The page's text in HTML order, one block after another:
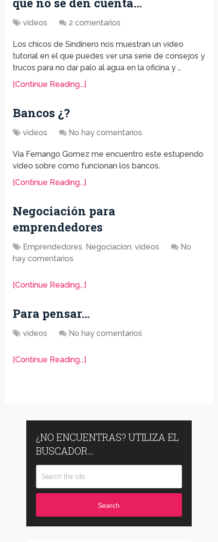
videos 2 comentarios
Los chicos de Sindinero nos muestran un video
tutorial en el que puedes ver una serie de consejos y
trucos para no dar palo al agua en la oficina y …
[Continue Reading...]
Bancos ¿?
videos No hay comentarios
Via Fernango Gomez me encuentro este estupendo
vídeo sobre como funcionan los bancos.
[Continue Reading...]
Negociación para
emprendedores
Emprendedores, Negociacion,videos
No
hay comentarios
[Continue Reading...]
Para pensar…
videos No hay comentarios
[Continue Reading...]
¿NO ENCUENTRAS? UTILIZA EL
BUSCADOR…
Search